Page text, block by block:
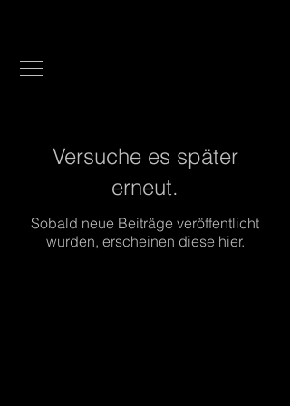
Versuche es später
erneut.
Sobald neue Beiträge veröffentlicht
wurden, erscheinen diese hier.